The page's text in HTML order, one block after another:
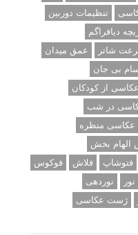
تنظیمات دوربین
دیافراگم
شاتر
عمق میدان
بی جان
عکاسی از کودکان
در شب
عکاسی منظره
بخش
فتوشاپ فلاش
فوکوس
نوردهی
ژست عکاسی